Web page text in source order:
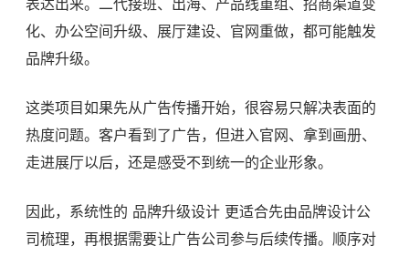
表达出来。二代接班、出海、产品线重组、招商渠道变
化、办公空间升级、展厅建设、官网重做，都可能触发
品牌升级。
这类项目如果先从广告传播开始，很容易只解决表面的
热度问题。客户看到了广告，但进入官网、拿到画册、
走进展厅以后，还是感受不到统一的企业形象。
因此，系统性的 品牌升级设计 更适合先由品牌设计公
司梳理，再根据需要让广告公司参与后续传播。顺序对